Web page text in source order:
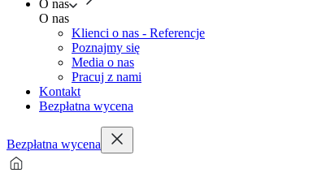
O nas
O nas
Klienci o nas - Referencje
Poznajmy się
Media o nas
Pracuj z nami
Kontakt
Bezpłatna wycena
Bezpłatna wycena